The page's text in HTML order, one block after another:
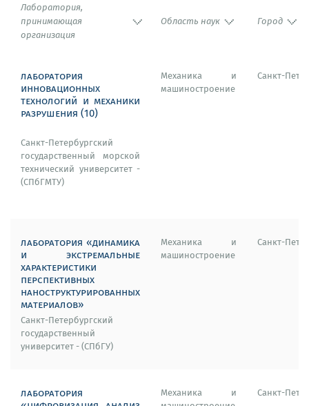
Лаборатория,
принимающая
организация
Область наук Город
лаборатория
инновационных
технологий и механики
разрушения (10)
Санкт-Петербургский
государственный морской
технический университет -
(СПбГМТУ)
Механика и
машиностроение
Санкт-
лаборатория «динамика
и экстремальные
характеристики
перспективных
наноструктурированных
материалов»
Санкт-Петербургский
государственный
университет - (СПбГУ)
Механика и
машиностроение
Санкт-
лаборатория
Механика и
Санкт-